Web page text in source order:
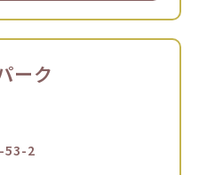
ーク
53-2